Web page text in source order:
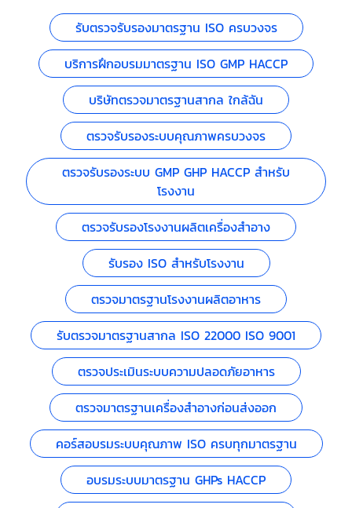
รับตรวจรับรองมาตรฐาน ISO ครบวงจร
บริการฝึกอบรมมาตรฐาน ISO GMP HACCP
บริษัทตรวจมาตรฐานสากล ใกล้ฉัน
ตรวจรับรองระบบคุณภาพครบวงจร
ตรวจรับรองระบบ GMP GHP HACCP สำหรับ
โรงงาน
ตรวจรับรองโรงงานผลิตเครื่องสำอาง
รับรอง ISO สำหรับโรงงาน
ตรวจมาตรฐานโรงงานผลิตอาหาร
รับตรวจมาตรฐานสากล ISO 22000 ISO 9001
ตรวจประเมินระบบความปลอดภัยอาหาร
ตรวจมาตรฐานเครื่องสำอางก่อนส่งออก
คอร์สอบรมระบบคุณภาพ ISO ครบทุกมาตรฐาน
อบรมระบบมาตรฐาน GHPs HACCP